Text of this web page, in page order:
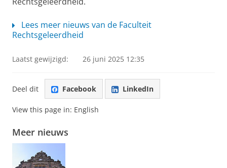
Lees meer nieuws van de Faculteit
Rechtsgeleerdheid
Laatst gewijzigd: 26 juni 2025 12:35
Deel dit Facebook LinkedIn
View this page in: English
Meer nieuws